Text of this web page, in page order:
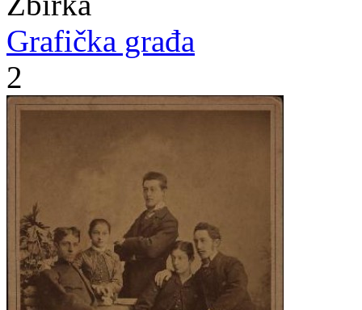
Grafička građa
2